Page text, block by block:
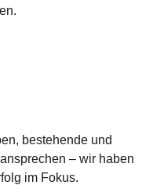
bestehende und
– wir haben
im Fokus.